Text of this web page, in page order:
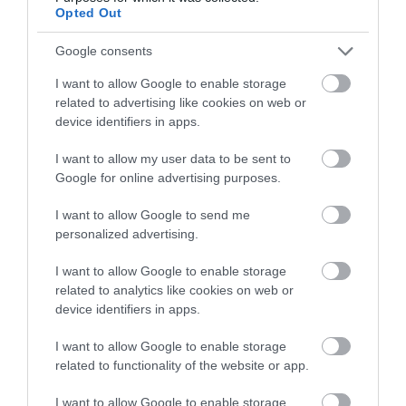
Opted Out
Google consents
I want to allow Google to enable storage
related to advertising like cookies on web or
device identifiers in apps.
I want to allow my user data to be sent to
Google for online advertising purposes.
I want to allow Google to send me
personalized advertising.
I want to allow Google to enable storage
related to analytics like cookies on web or
device identifiers in apps.
I want to allow Google to enable storage
related to functionality of the website or app.
I want to allow Google to enable storage
koncentrációt és a fizikai teljesítményt. Egy
februárban megjelentJAMA-tanulmányközel
132 ezer ember adatait elemezte, és arra jutott,
hogy a napi két-három csésze kávénak
megfelelő koffeint fogyasztóknál alacsonyabb
volt a demenciadiagnózis kockázata azokhoz
fogyasztottak koffeint.
A túl magas bevitel viszont kellemetlen
tüneteket okozhat. A koffein órákig a
vagy esti kávé ronthatja az alvásminőséget.
Érzékenyebbeknél remegés, szorongás, gyors
szívverés és gyomorpanasz is jelentkezhet. A
rendszeresen magas koffeinbevitel
hozzászokáshoz vezethet, hirtelen